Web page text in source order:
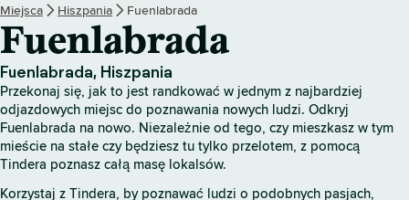
r
S
t
r
o
n
a
g
ł
Miejsca Hiszpania Fuenlabrada
Fuenlabrada
Fuenlabrada, Hiszpania
Przekonaj się, jak to jest randkować w jednym z najbardziej
odjazdowych miejsc do poznawania nowych ludzi. Odkryj
Fuenlabrada na nowo. Niezależnie od tego, czy mieszkasz w tym
mieście na stałe czy będziesz tu tylko przelotem, z pomocą
Tindera poznasz całą masę lokalsów.
Korzystaj z Tindera, by poznawać ludzi o podobnych pasjach,